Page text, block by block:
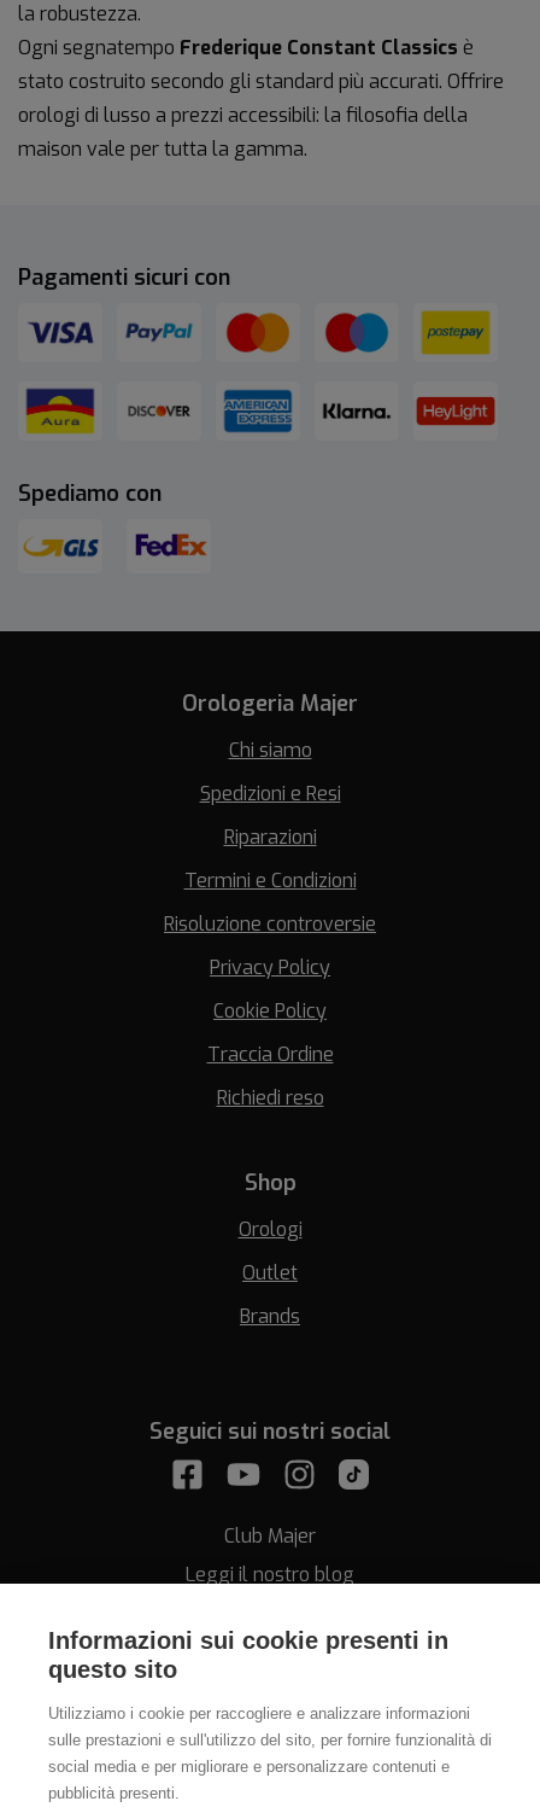
Informazioni sui cookie presenti in
questo sito
Utilizziamo i cookie per raccogliere e analizzare informazioni
sulle prestazioni e sull'utilizzo del sito, per fornire funzionalità di
social media e per migliorare e personalizzare contenuti e
pubblicità presenti.
la robustezza.
Ogni segnatempo Frederique Constant Classics è
stato costruito secondo gli standard più accurati. Offrire
orologi di lusso a prezzi accessibili: la filosofia della
maison vale per tutta la gamma.
Pagamenti sicuri con
Spediamo con
Orologeria Majer
Chi siamo
Spedizioni e Resi
Riparazioni
Termini e Condizioni
Risoluzione controversie
Privacy Policy
Cookie Policy
Traccia Ordine
Richiedi reso
Shop
Orologi
Outlet
Brands
Seguici sui nostri social
Club Majer
Leggi il nostro blog
Assistenza